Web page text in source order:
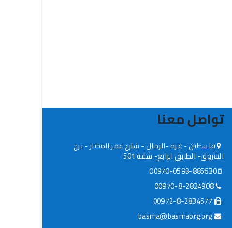
تواصل معنا
فلسطين - غزة -الرمال - شارع عمر المختار - برج
الشروق- الطابق الرابع- شقة 501
basma@basmaorg.org